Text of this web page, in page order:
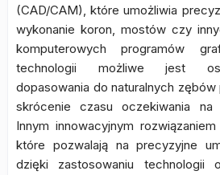
(CAD/CAM), które umożliwia
wykonanie koron, mostów czy
komputerowych programów
technologii możliwe jest
dopasowania do naturalnych
skrócenie czasu oczekiwania na
Innym innowacyjnym
które pozwalają na precyzyjne
dzięki zastosowaniu technologii